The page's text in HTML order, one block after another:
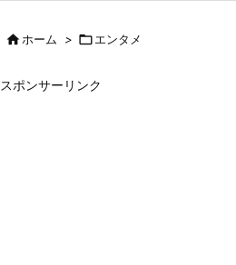
ホーム > エンタメ
スポンサーリンク